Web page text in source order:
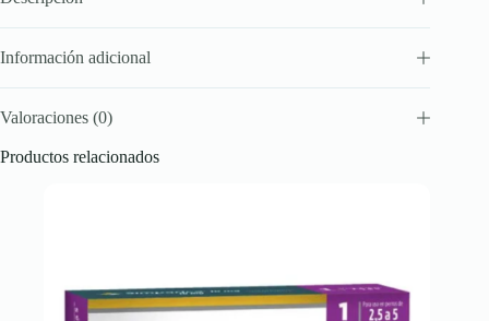
Información adicional
Valoraciones (0)
Productos relacionados